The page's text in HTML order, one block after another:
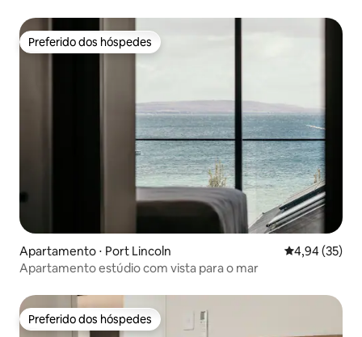
Preferido dos hóspedes
Preferido dos hóspedes
Apartamento ⋅ Port Lincoln 4,94 de uma
4,94 (35)
Apartamento estúdio com vista para o mar
Preferido dos hóspedes
Preferido dos hóspedes